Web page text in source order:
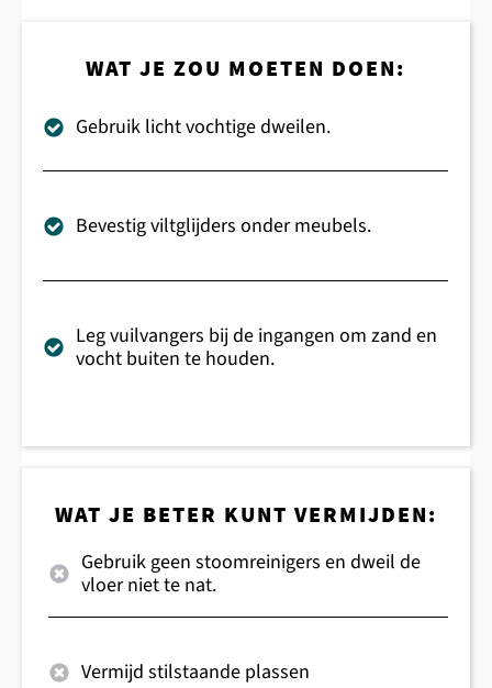
WAT JE ZOU MOETEN DOEN:
Gebruik licht vochtige dweilen.
Bevestig viltglijders onder meubels.
Leg vuilvangers bij de ingangen om zand en
vocht buiten te houden.
WAT JE BETER KUNT VERMIJDEN:
Gebruik geen stoomreinigers en dweil de
vloer niet te nat.
Vermijd stilstaande plassen